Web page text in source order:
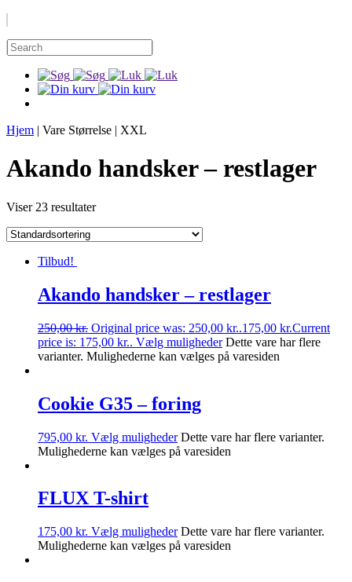
Hjem | Vare Størrelse | XXL
Akando handsker – restlager
Viser 23 resultater
Tilbud!
Akando handsker – restlager
250,00kr. Original price was: 250,00 kr..175,00 kr.Current
price is: 175,00 kr.. Vælg muligheder Dette vare har flere
varianter. Mulighederne kan vælges på varesiden
Cookie G35 – foring
795,00 kr. Vælg muligheder Dette vare har flere varianter.
Mulighederne kan vælges på varesiden
FLUX T-shirt
175,00 kr. Vælg muligheder Dette vare har flere varianter.
Mulighederne kan vælges på varesiden